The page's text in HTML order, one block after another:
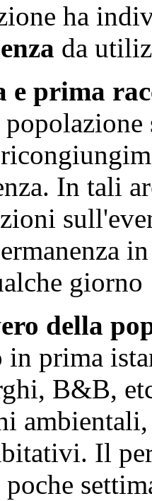
ha
da
e prima
In tali
giorno
della
prima
B&B,
Il